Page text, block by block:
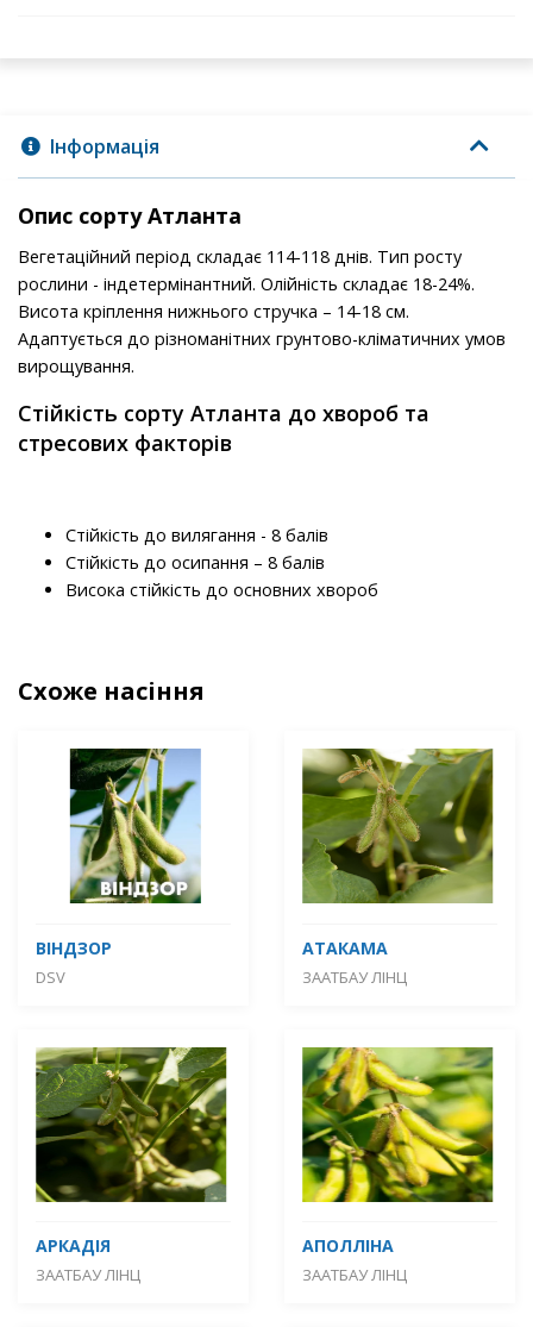
Інформація
Опис сорту Атланта
Вегетаційний період складає 114-118 днів. Тип росту
рослини - індетермінантний. Олійність складає 18-24%.
Висота кріплення нижнього стручка – 14-18 см.
Адаптується до різноманітних грунтово-кліматичних умов
вирощування.
Стійкість сорту Атланта до хвороб та
стресових факторів
Стійкість до вилягання - 8 балів
Стійкість до осипання – 8 балів
Висока стійкість до основних хвороб
Схоже насіння
ВІНДЗОР
DSV
АТАКАМА
ЗААТБАУ ЛІНЦ
АРКАДІЯ
ЗААТБАУ ЛІНЦ
АПОЛЛІНА
ЗААТБАУ ЛІНЦ